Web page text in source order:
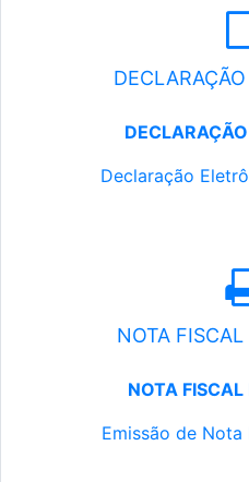
Declaração
NOTA
NOTA
Emissão de Nota